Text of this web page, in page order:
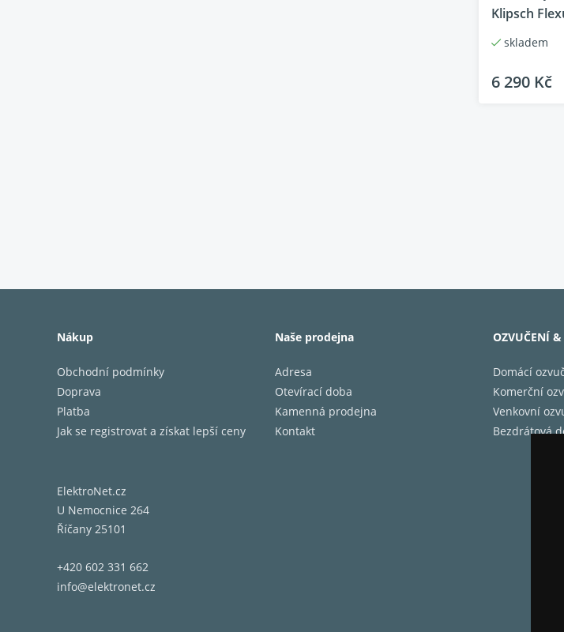
Klipsch
skladem
6 290 Kč
Nákup
Obchodní podmínky
Doprava
Platba
Jak se registrovat a získat lepší ceny
Naše prodejna
Adresa
Otevírací doba
Kamenná prodejna
Kontakt
OZVUČENÍ
Domácí
Komerční
Venkovní
Bezdrátová
ElektroNet.cz
U Nemocnice 264
Říčany 25101
+420 602 331 662
info@elektronet.cz